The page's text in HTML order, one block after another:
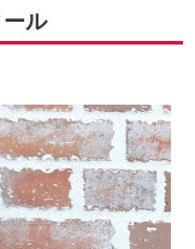
ール